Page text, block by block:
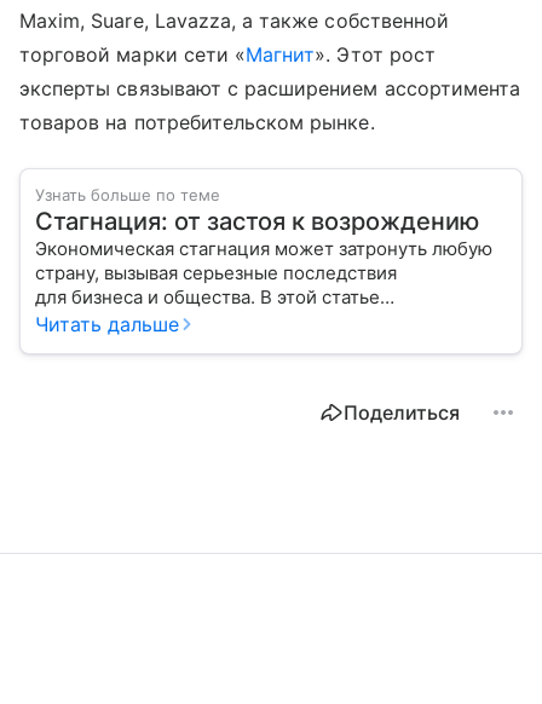
Maxim, Suare, Lavazza, а также собственной
торговой марки сети «Магнит». Этот рост
эксперты связывают с расширением ассортимента
товаров на потребительском рынке.
Узнать больше по теме
Стагнация: от застоя к возрождению
Экономическая стагнация может затронуть любую
страну, вызывая серьезные последствия
для бизнеса и общества. В этой статье
мы рассмотрим причины ее возникновения,
Читать дальше
Поделиться